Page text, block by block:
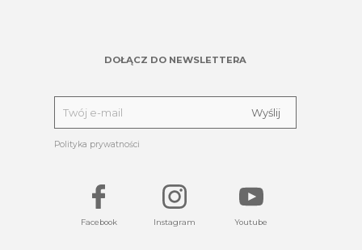
DOŁĄCZ DO NEWSLETTERA
Polityka prywatności
Facebook Instagram Youtube